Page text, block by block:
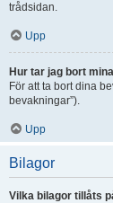
trådsidan.
Upp
Hur tar jag bort
För att ta bort dina
bevakningar”).
Upp
Bilagor
Vilka bilagor tillåts